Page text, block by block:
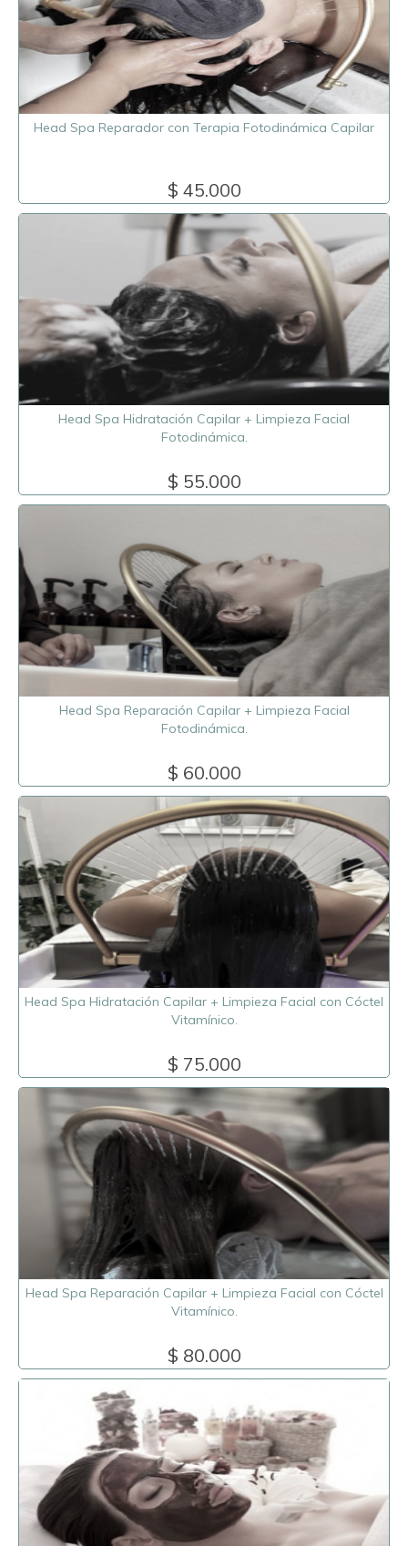
Head Spa Reparador con Terapia Fotodinámica Capilar
$ 45.000
Head Spa Hidratación Capilar + Limpieza Facial
Fotodinámica.
$ 55.000
Head Spa Reparación Capilar + Limpieza Facial
Fotodinámica.
$ 60.000
Head Spa Hidratación Capilar + Limpieza Facial con Cóctel
Vitamínico.
$ 75.000
Head Spa Reparación Capilar + Limpieza Facial con Cóctel
Vitamínico.
$ 80.000